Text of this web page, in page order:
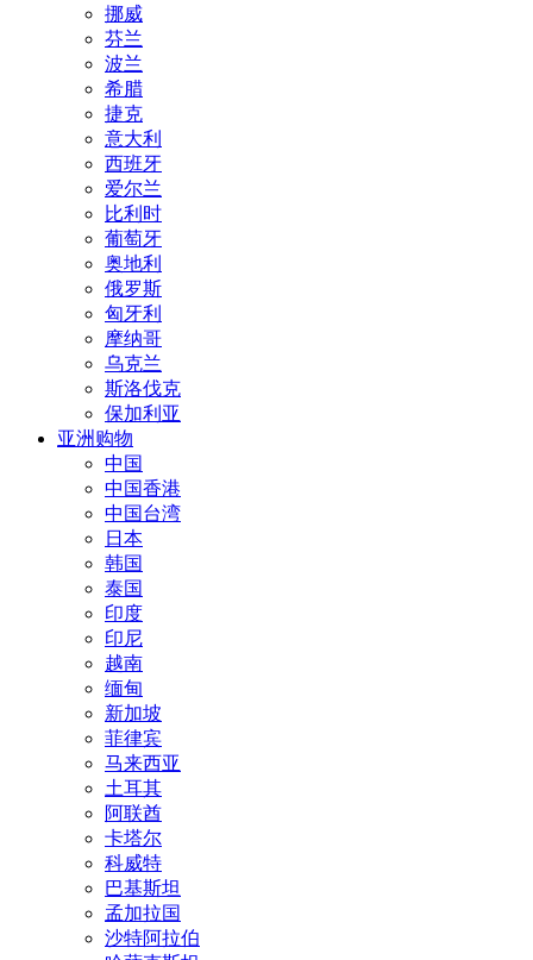
挪威
芬兰
波兰
希腊
捷克
意大利
西班牙
爱尔兰
比利时
葡萄牙
奥地利
俄罗斯
匈牙利
摩纳哥
乌克兰
斯洛伐克
保加利亚
亚洲购物
中国
中国香港
中国台湾
日本
韩国
泰国
印度
印尼
越南
缅甸
新加坡
菲律宾
马来西亚
土耳其
阿联酋
卡塔尔
科威特
巴基斯坦
孟加拉国
沙特阿拉伯